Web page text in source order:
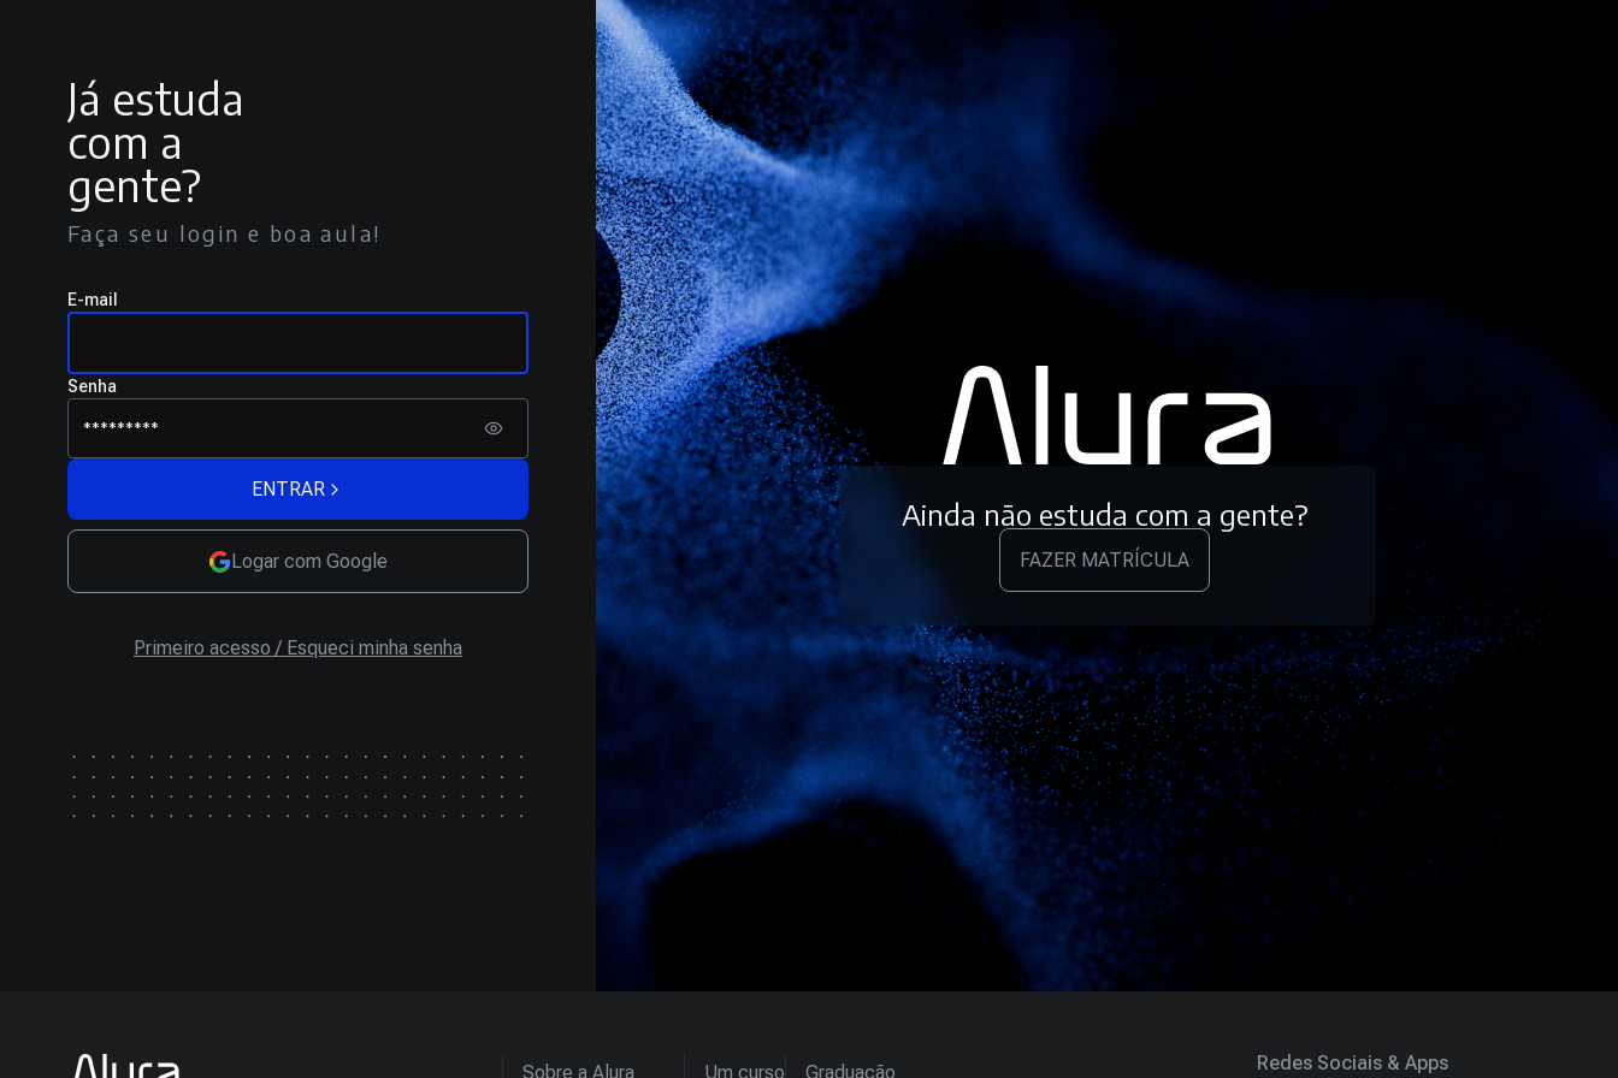
Já estuda
com a
gente?
Faça seu login e boa aula!
E-mail
Senha
ENTRAR
Logar com Google
Primeiro acesso / Esqueci minha senha
Ainda não estuda com a gente?
FAZER MATRÍCULA
Sobre a Alura Um curso Graduação Redes Sociais & Apps